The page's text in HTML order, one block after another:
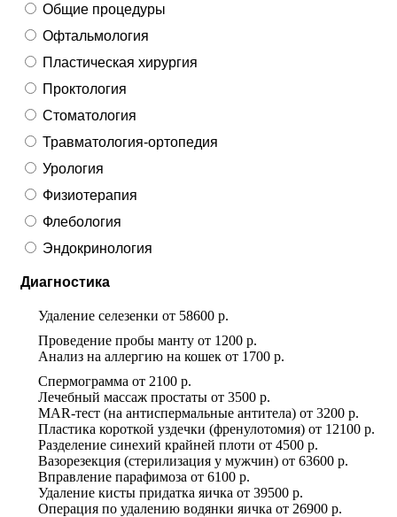
Общие процедуры
Офтальмология
Пластическая хирургия
Проктология
Стоматология
Травматология-ортопедия
Урология
Физиотерапия
Флебология
Эндокринология
Диагностика
Удаление селезенки от 58600 р.
Проведение пробы манту от 1200 р.
Анализ на аллергию на кошек от 1700 р.
Спермограмма от 2100 р.
Лечебный массаж простаты от 3500 р.
MAR-тест (на антиспермальные антитела) от 3200 р.
Пластика короткой уздечки (френулотомия) от 12100 р.
Разделение синехий крайней плоти от 4500 р.
Вазорезекция (стерилизация у мужчин) от 63600 р.
Вправление парафимоза от 6100 р.
Удаление кисты придатка яичка от 39500 р.
Операция по удалению водянки яичка от 26900 р.